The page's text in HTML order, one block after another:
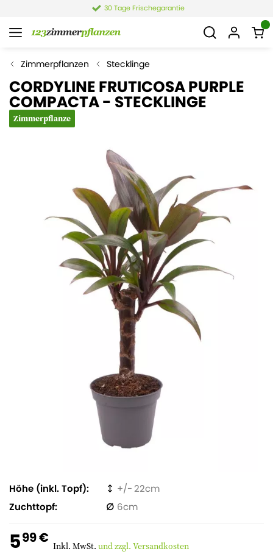
30 Tage Frischegarantie
Zimmerpflanzen Stecklinge
CORDYLINE FRUTICOSA PURPLE
COMPACTA - STECKLINGE
Zimmerpflanze
Höhe (inkl. Topf)
22
Zuchttopf
6
599 € Inkl. MwSt. und zzgl. Versandkosten